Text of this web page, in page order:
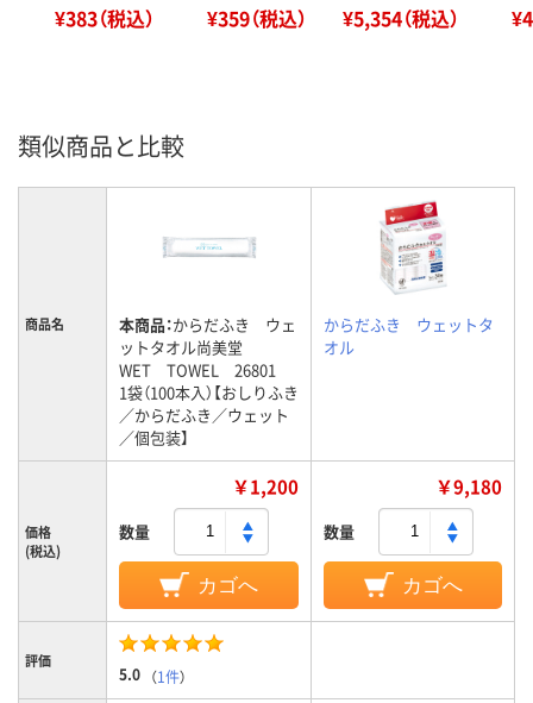
¥383（税込） ¥359（税込） ¥5,354（税込）
類似商品と比較
商品名 本商品：からだふき ウェ
ットタオル尚美堂
WET TOWEL 26801
1袋（100本入）【おしりふき
／からだふき／ウェット
／個包装】
からだふき ウェットタ
オル
価格
(税込)
￥1,200
数量
カゴへ
￥9,180
数量
カゴへ
評価
5.0 （1件）